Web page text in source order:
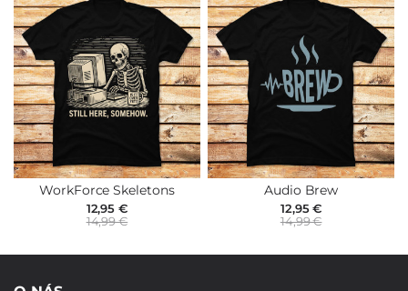
WorkForce Skeletons
12,95 €
14,99 €
Audio Brew
12,95 €
14,99 €